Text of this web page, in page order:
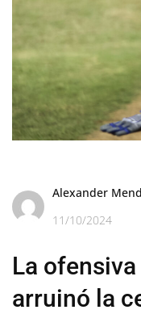
Alexander
11/10/2024
La
arruinó la